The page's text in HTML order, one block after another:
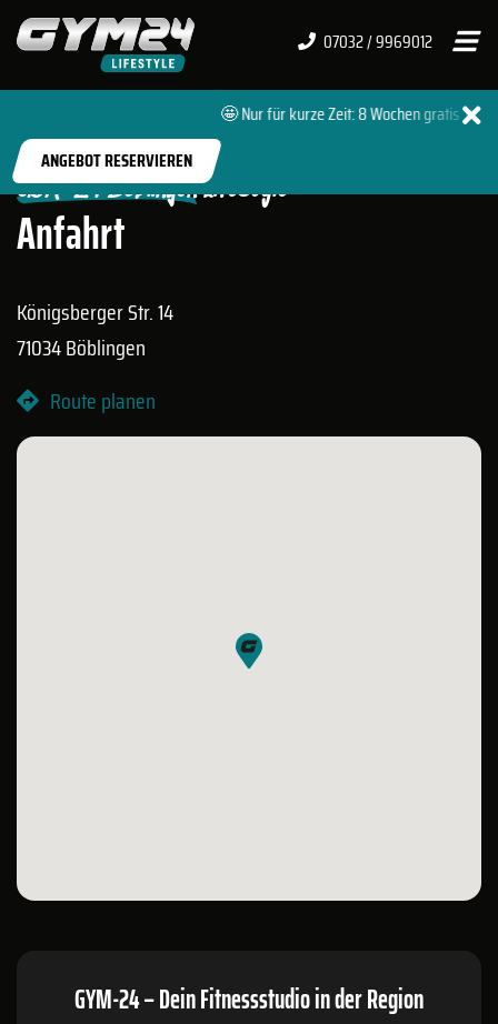
07032 / 9969012
🤩 Nur für kurze Zeit: 8 Wochen gratis 🔥 +
ANGEBOT RESERVIEREN
BÖBLINGEN LIFESTYLE
Anfahrt
GYM-24 Böblingen Lifestyle
Königsberger Str. 14
71034 Böblingen
Route planen
GYM-24 – Dein Fitnessstudio in der Region